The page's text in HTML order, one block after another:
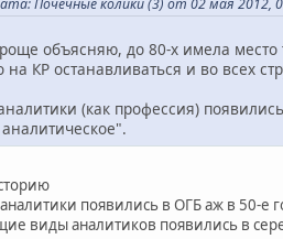
Почечные колики (3) от 02 мая 2012,
объясняю, до 80-х имела место
на КР останавливаться и во всех
(как профессия)
появились в ОГБ аж в 50-е
виды аналитиков появились в